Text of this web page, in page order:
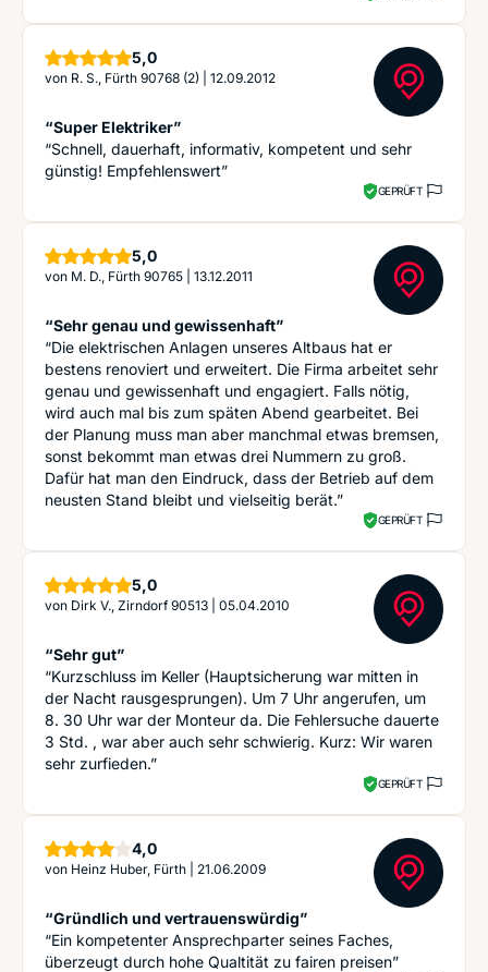
5,0Sterne
von R. S., Fürth 90768 (2) 12.09.2012
“Super Elektriker”
“Schnell, dauerhaft, informativ, kompetent und sehr
günstig! Empfehlenswert”
GEPRÜFT
5,0Sterne
von M. D., Fürth 90765 13.12.2011
“Sehr genau und gewissenhaft”
“Die elektrischen Anlagen unseres Altbaus hat er
bestens renoviert und erweitert. Die Firma arbeitet sehr
genau und gewissenhaft und engagiert. Falls nötig,
wird auch mal bis zum späten Abend gearbeitet. Bei
der Planung muss man aber manchmal etwas bremsen,
sonst bekommt man etwas drei Nummern zu groß.
Dafür hat man den Eindruck, dass der Betrieb auf dem
neusten Stand bleibt und vielseitig berät.”
GEPRÜFT
5,0Sterne
von Dirk V., Zirndorf 90513 05.04.2010
“Sehr gut”
“Kurzschluss im Keller (Hauptsicherung war mitten in
der Nacht rausgesprungen). Um 7 Uhr angerufen, um
8. 30 Uhr war der Monteur da. Die Fehlersuche dauerte
3 Std. , war aber auch sehr schwierig. Kurz: Wir waren
sehr zurfieden.”
GEPRÜFT
4,0Sterne
von Heinz Huber, Fürth 21.06.2009
“Gründlich und vertrauenswürdig”
“Ein kompetenter Ansprechparter seines Faches,
überzeugt durch hohe Qualtität zu fairen preisen”